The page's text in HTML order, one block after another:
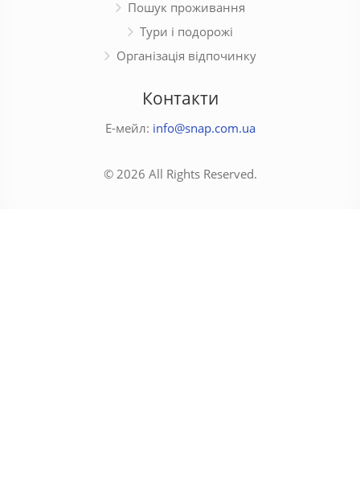
Пошук проживання
Тури і подорожі
Організація відпочинку
Контакти
Е-мейл: info@snap.com.ua
© 2026 All Rights Reserved.